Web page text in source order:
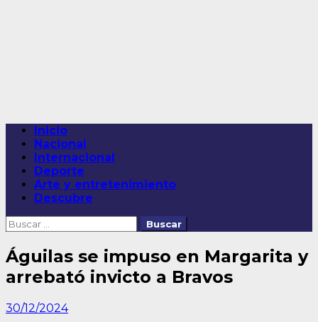
Menú
principal
Inicio
Nacional
Internacional
Deporte
Arte y entretenimiento
Descubre
Buscar:
Águilas se impuso en Margarita y
arrebató invicto a Bravos
30/12/2024